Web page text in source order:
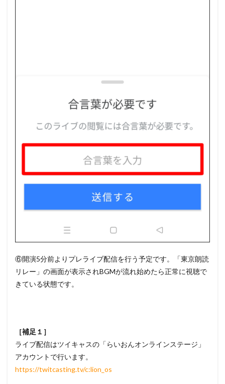
⑥開演5分前よりプレライブ配信を行う予定です。「東京朗読
リレー」の画面が表示されBGMが流れ始めたら正常に視聴で
きている状態です。
［補足１］
ライブ配信はツイキャスの「らいおんオンラインステージ」
アカウントで行います。
https://twitcasting.tv/c:lion_os